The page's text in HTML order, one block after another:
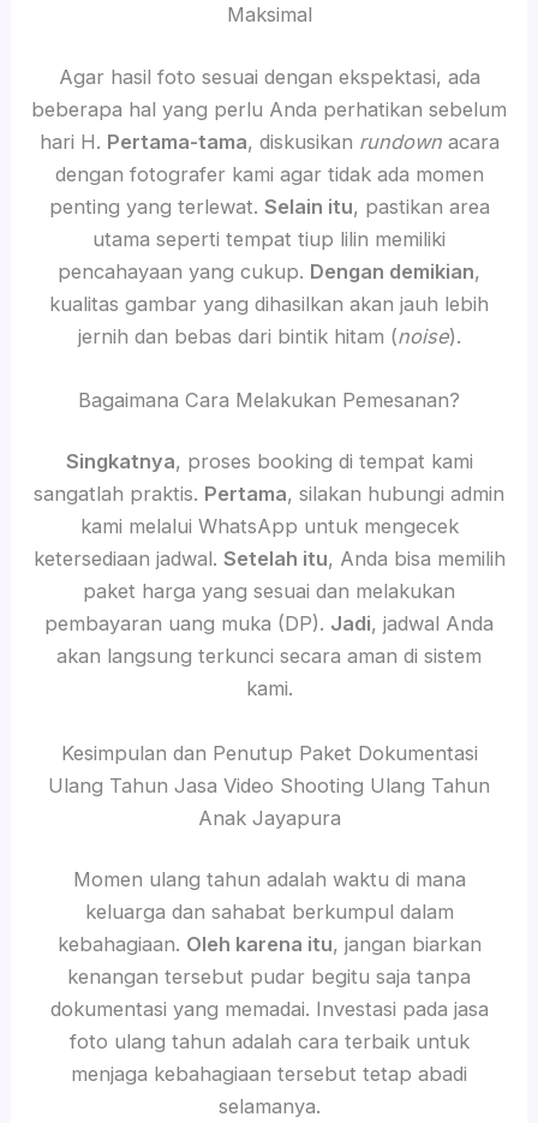
Maksimal
Agar hasil foto sesuai dengan ekspektasi, ada
beberapa hal yang perlu Anda perhatikan sebelum
hari H. Pertama-tama, diskusikan rundownacara
dengan fotografer kami agar tidak ada momen
penting yang terlewat. Selain itu, pastikan area
utama seperti tempat tiup lilin memiliki
pencahayaan yang cukup. Dengan demikian,
kualitas gambar yang dihasilkan akan jauh lebih
jernih dan bebas dari bintik hitam (noise).
Bagaimana Cara Melakukan Pemesanan?
Singkatnya, proses booking di tempat kami
sangatlah praktis. Pertama, silakan hubungi admin
kami melalui WhatsApp untuk mengecek
ketersediaan jadwal. Setelah itu, Anda bisa memilih
paket harga yang sesuai dan melakukan
pembayaran uang muka (DP). Jadi, jadwal Anda
akan langsung terkunci secara aman di sistem
kami.
Kesimpulan dan Penutup Paket Dokumentasi
Ulang Tahun Jasa Video Shooting Ulang Tahun
Anak Jayapura
Momen ulang tahun adalah waktu di mana
keluarga dan sahabat berkumpul dalam
kebahagiaan. Oleh karena itu, jangan biarkan
kenangan tersebut pudar begitu saja tanpa
dokumentasi yang memadai. Investasi pada jasa
foto ulang tahun adalah cara terbaik untuk
menjaga kebahagiaan tersebut tetap abadi
selamanya.